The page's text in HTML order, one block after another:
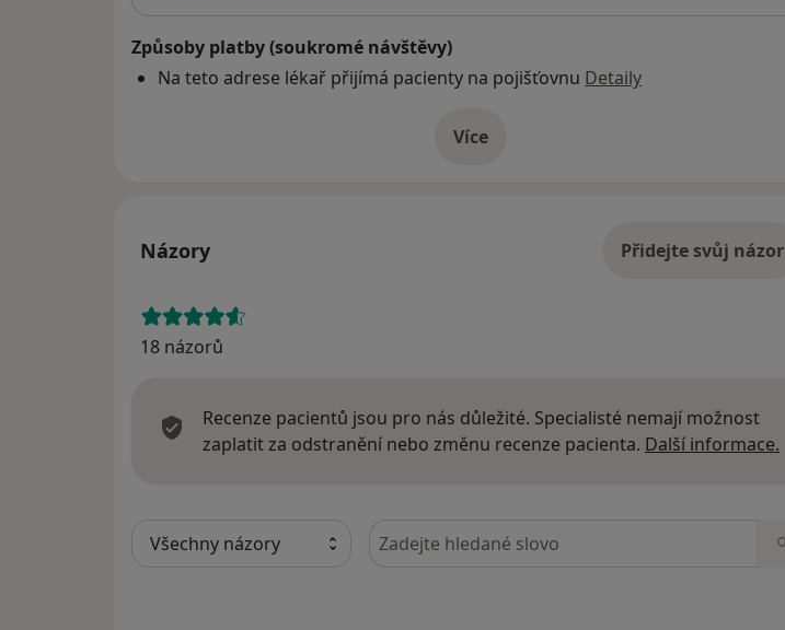
Způsoby platby (soukromé návštěvy)
Na teto adrese lékař přijímá pacienty na pojišťovnu Detaily
Víceo adrese
Názory Přidejte svůj názor
18 názorů
Recenze pacientů jsou pro nás důležité. Specialisté nemají možnost
zaplatit za odstranění nebo změnu recenze pacienta. Další informace.
Hledejte v názorech